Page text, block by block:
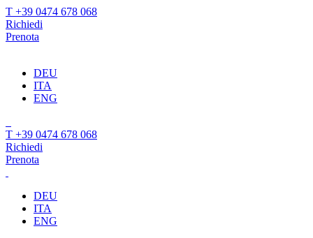
T +39 0474 678 068
Richiedi
Prenota
DEU
ITA
ENG
T +39 0474 678 068
Richiedi
Prenota
DEU
ITA
ENG